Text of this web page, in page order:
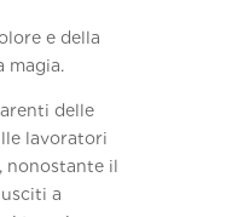
e della
magia.
delle
lavoratori
nonostante il
a